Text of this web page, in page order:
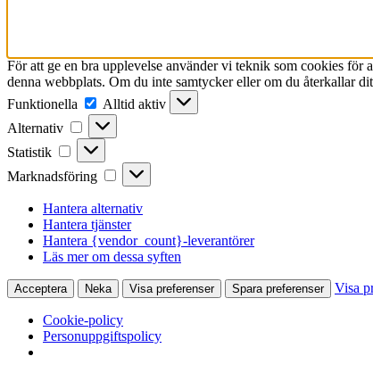
För att ge en bra upplevelse använder vi teknik som cookies
denna webbplats. Om du inte samtycker eller om du återkallar
Funktionella
Funktionella
Alltid aktiv
Alternativ
Alternativ
Statistik Statistik
Marknadsföring Marknadsföring
Hantera alternativ
Hantera tjänster
Hantera {vendor_count}-leverantörer
Läs mer om dessa syften
Acceptera Neka Visa preferenser Spara preferenser Visa
Cookie-policy
Personuppgiftspolicy